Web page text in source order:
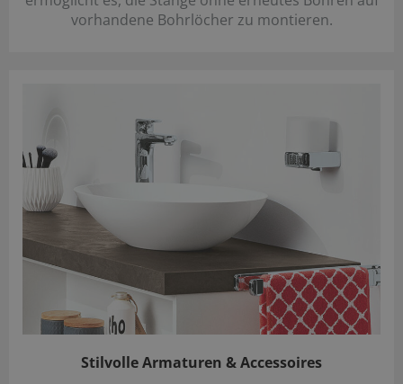
vorhandene Bohrlöcher zu montieren.
Stilvolle Armaturen & Accessoires